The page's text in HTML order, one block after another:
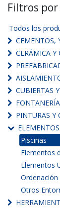
Filtros
Todos los
CEMENTOS,
CERÁMICA Y
CUBIERTAS
PINTURAS Y
Piscinas
Elementos
Elementos
Ordenación
Otros